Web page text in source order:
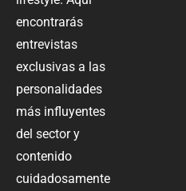
encontrarás
entrevistas
exclusivas a las
personalidades
más influyentes
del sector y
contenido
cuidadosamente